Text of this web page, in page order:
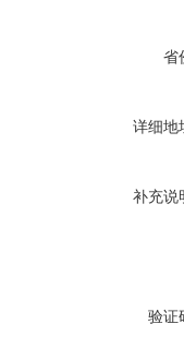
省
详细地
补充说
验证